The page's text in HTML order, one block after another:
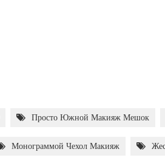
Просто Южной Макияж Мешок
Монограммой Чехол Макияж